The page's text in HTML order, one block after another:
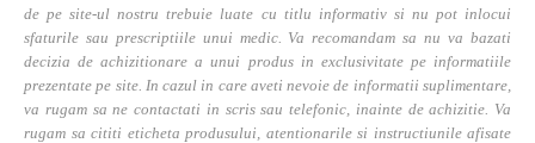
de pe site-ul nostru trebuie luate cu titlu informativ si nu pot inlocui
sfaturile sau prescriptiile unui medic. Va recomandam sa nu va bazati
decizia de achizitionare a unui produs in exclusivitate pe informatiile
prezentate pe site. In cazul in care aveti nevoie de informatii suplimentare,
va rugam sa ne contactati in scris sau telefonic, inainte de achizitie. Va
rugam sa cititi eticheta produsului, atentionarile si instructiunile afisate